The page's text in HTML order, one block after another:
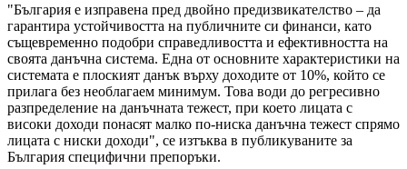
"България е изправена пред двойно предизвикателство – да
гарантира устойчивостта на публичните си финанси, като
същевременно подобри справедливостта и ефективността на
своята данъчна система. Една от основните характеристики на
системата е плоският данък върху доходите от 10%, който се
прилага без необлагаем минимум. Това води до регресивно
разпределение на данъчната тежест, при което лицата с
високи доходи понасят малко по-ниска данъчна тежест спрямо
лицата с ниски доходи", се изтъква в публикуваните за
България специфични препоръки.